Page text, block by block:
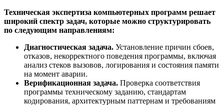
Техническая экспертиза компьютерных программ решает
широкий спектр задач, которые можно структурировать
по следующим направлениям:
Диагностическая задача. Установление причин сбоев,
отказов, некорректного поведения программы, включая
анализ стеков вызовов, логирования и состояния памяти
на момент аварии.
Верификационная задача. Проверка соответствия
программы техническому заданию, стандартам
кодирования, архитектурным паттернам и требованиям